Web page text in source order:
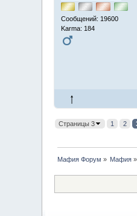
Сообщений: 19600
Karma: 184
Страницы 3 1 2
Мафия Форум » Мафия »